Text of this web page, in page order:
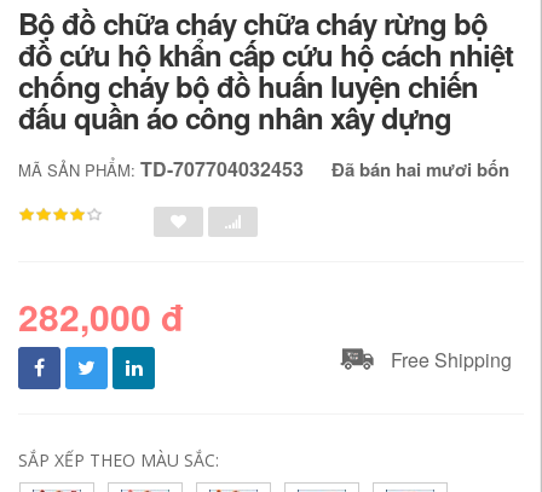
Bộ đồ chữa cháy chữa cháy rừng bộ
đồ cứu hộ khẩn cấp cứu hộ cách nhiệt
chống cháy bộ đồ huấn luyện chiến
đấu quần áo công nhân xây dựng
MÃ SẢN PHẨM: TD-707704032453 Đã bán hai mươi bốn
282,000 đ
Free Shipping
SẮP XẾP THEO MÀU SẮC: